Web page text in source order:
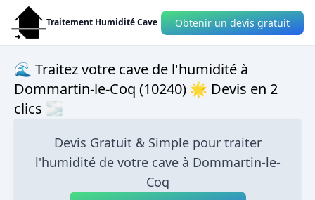
Traitement Humidité Cave Obtenir un devis gratuit
🌊 Traitez votre cave de l'humidité à
Dommartin-le-Coq (10240) 🌟 Devis en 2
clics 🌫
Devis Gratuit & Simple pour traiter
l'humidité de votre cave à Dommartin-le-
Coq